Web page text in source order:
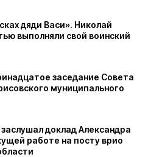
дяди Васи». Николай
выполняли свой воинский
заседание Совета
муниципального
доклад Александра
работе на посту врио